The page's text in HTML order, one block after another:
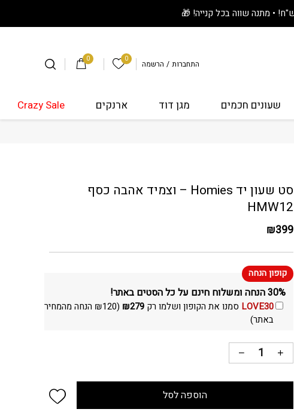
0 0 הרשימה שלי התחברות / הרשמה
שעונים חכמים מגן דוד ארנקים Crazy Sale
סט שעון יד Homies – וצמיד אהבה כסף
HMW12
₪399
30% הנחה ומשלוח חינם על כל הסטים באתר!
LOVE30 סמנו את הקופון ושלמו רק ₪279
(
₪120
הנחה מהמחיר
באתר)
הוספה לסל wishlist